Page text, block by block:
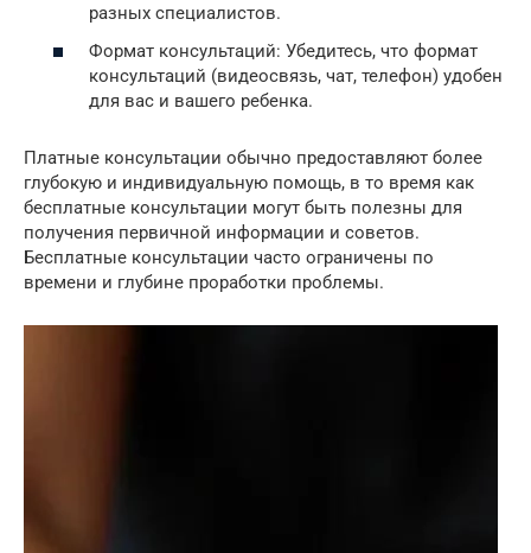
разных специалистов.
Формат консультаций: Убедитесь, что формат
консультаций (видеосвязь, чат, телефон) удобен
для вас и вашего ребенка.
Платные консультации обычно предоставляют более
глубокую и индивидуальную помощь, в то время как
бесплатные консультации могут быть полезны для
получения первичной информации и советов.
Бесплатные консультации часто ограничены по
времени и глубине проработки проблемы.